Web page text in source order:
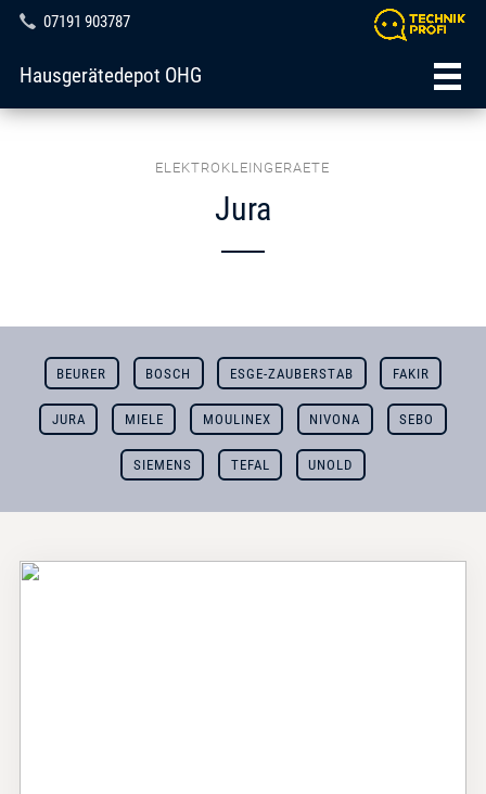
07191 903787
Hausgerätedepot OHG
ELEKTROKLEINGERAETE
Jura
BEURER BOSCH ESGE-ZAUBERSTAB FAKIR
JURA MIELE MOULINEX NIVONA SEBO
SIEMENS TEFAL UNOLD